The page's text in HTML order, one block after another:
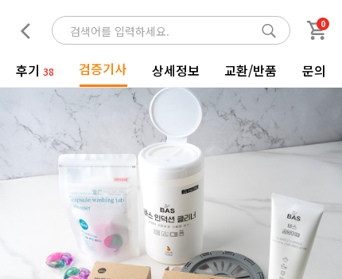
0
후기 38 검증기사 상세정보 교환/반품 문의